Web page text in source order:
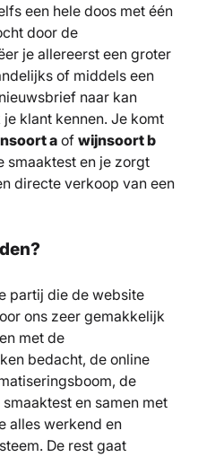
een hele doos met één
door de
je allereerst een groter
of middels een
naar kan
klant kennen. Je komt
a of wijnsoort b
smaaktest en je zorgt
directe verkoop van een
partij die de website
ons zeer gemakkelijk
met de
bedacht, de online
de
en samen met
alles werkend en
De rest gaat